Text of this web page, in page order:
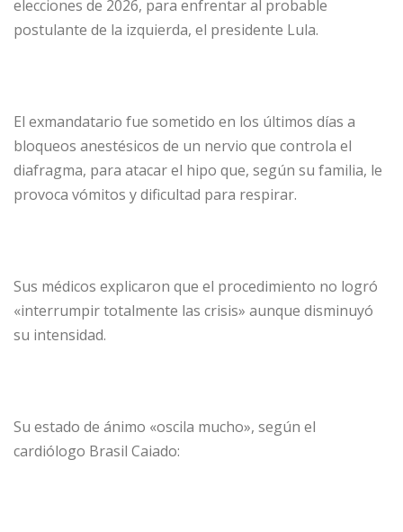
elecciones de 2026, para enfrentar al probable
postulante de la izquierda, el presidente Lula.
El exmandatario fue sometido en los últimos días a
bloqueos anestésicos de un nervio que controla el
diafragma, para atacar el hipo que, según su familia, le
provoca vómitos y dificultad para respirar.
Sus médicos explicaron que el procedimiento no logró
«interrumpir totalmente las crisis» aunque disminuyó
su intensidad.
Su estado de ánimo «oscila mucho», según el
cardiólogo Brasil Caiado: